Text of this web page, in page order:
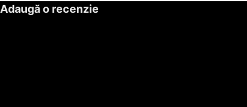
Adaugă o recenzie